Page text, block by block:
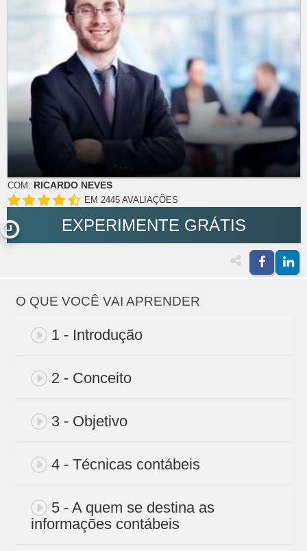
COM: RICARDO NEVES
EM 2445 AVALIAÇÕES
EXPERIMENTE GRÁTIS
O QUE VOCÊ VAI APRENDER
1 - Introdução
2 - Conceito
3 - Objetivo
4 - Técnicas contábeis
5 - A quem se destina as
informações contábeis